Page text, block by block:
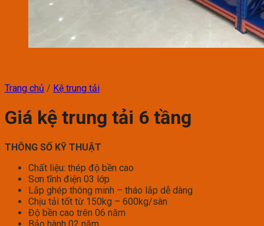
Trang chủ / Kệ trung tải
Giá kệ trung tải 6 tầng
THÔNG SỐ KỸ THUẬT
Chất liệu: thép độ bền cao
Sơn tĩnh điện 03 lớp
Lắp ghép thông minh – tháo lắp dễ dàng
Chịu tải tốt từ 150kg – 600kg/sàn
Độ bền cao trên 06 năm